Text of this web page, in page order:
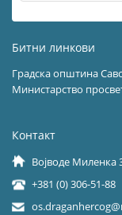
Битни линкови
Градска општина
Министарство
Контакт
Војводе Миленка
+381 (0) 306-51-88